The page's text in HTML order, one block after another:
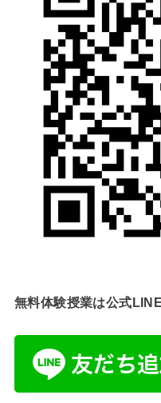
無料体験授業は公式